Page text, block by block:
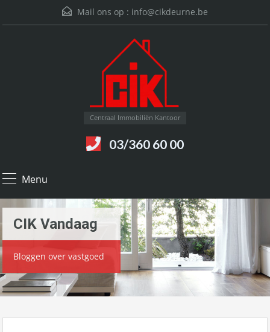
Mail ons op : info@cikdeurne.be
Centraal Immobiliën Kantoor
03/360 60 00
Menu
CIK Vandaag
Bloggen over vastgoed